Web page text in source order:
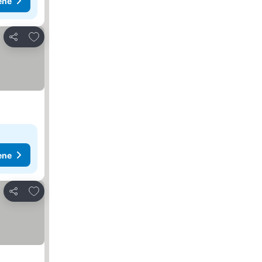
Deli
Dodati u favorite
Deli
Dodati u favorite